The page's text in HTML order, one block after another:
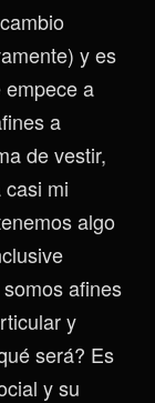
y es
a
a
de vestir,
mi
algo
afines
y
será? Es
y su